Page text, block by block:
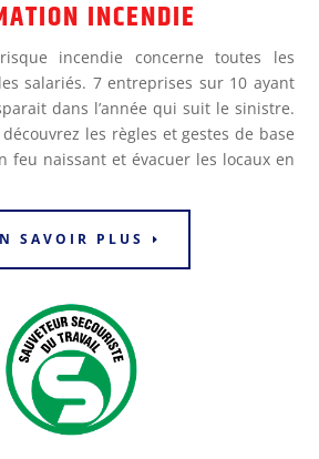
INCENDIE
incendie concerne toutes les
salariés. 7 entreprises sur 10 ayant
dans l’année qui suit le sinistre.
les règles et gestes de base
feu naissant et évacuer les locaux en
SAVOIR PLUS